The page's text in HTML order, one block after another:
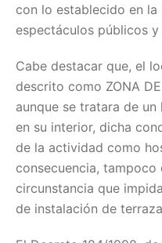
con lo establecido en
espectáculos públicos
Cabe destacar que, el
descrito como ZONA
aunque se tratara de
en su interior, dicha
de la actividad como
consecuencia, tampoco
circunstancia que
de instalación de